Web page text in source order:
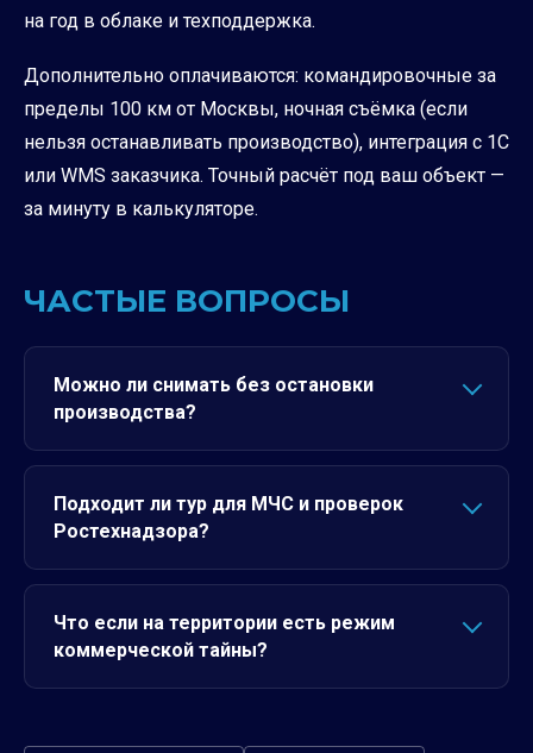
на год в облаке и техподдержка.
Дополнительно оплачиваются: командировочные за
пределы 100 км от Москвы, ночная съёмка (если
нельзя останавливать производство), интеграция с 1С
или WMS заказчика. Точный расчёт под ваш объект —
за минуту в калькуляторе.
ЧАСТЫЕ ВОПРОСЫ
Можно ли снимать без остановки
производства?
Подходит ли тур для МЧС и проверок
Ростехнадзора?
Что если на территории есть режим
коммерческой тайны?